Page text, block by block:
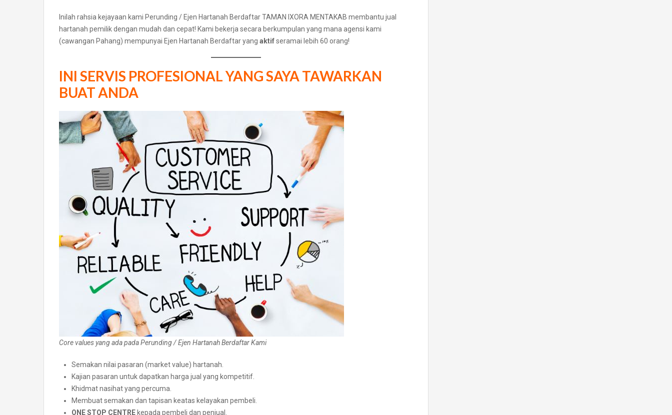
Inilah rahsia kejayaan kami Perunding / Ejen Hartanah Berdaftar TAMAN IXORA MENTAKAB membantu jual
hartanah pemilik dengan mudah dan cepat! Kami bekerja secara berkumpulan yang mana agensi kami
(cawangan Pahang) mempunyai Ejen Hartanah Berdaftar yang aktifseramai lebih 60 orang!
INI SERVIS PROFESIONAL YANG SAYA TAWARKAN
BUAT ANDA
Core values yang ada pada Perunding / Ejen Hartanah BerdaftarKami
Semakan nilai pasaran (market value) hartanah.
Kajian pasaran untuk dapatkan harga jual yang kompetitif.
Khidmat nasihat yang percuma.
Membuat semakan dan tapisan keatas kelayakan pembeli.
ONE STOP CENTRE kepada pembeli dan penjual.